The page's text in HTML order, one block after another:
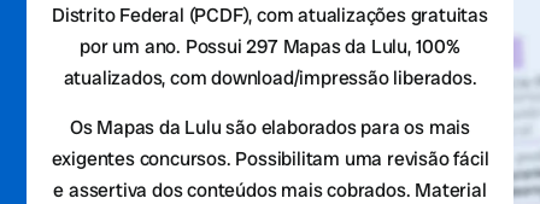
Distrito Federal (PCDF), com atualizações gratuitas
por um ano. Possui 297 Mapas da Lulu, 100%
atualizados, com download/impressão liberados.
Os Mapas da Lulu são elaborados para os mais
exigentes concursos. Possibilitam uma revisão fácil
e assertiva dos conteúdos mais cobrados. Material